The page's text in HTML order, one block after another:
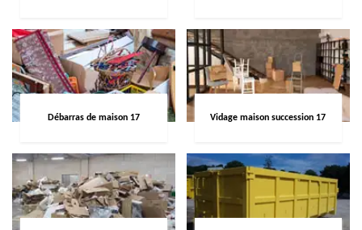
Débarras de maison 17 Vidage maison succession 17